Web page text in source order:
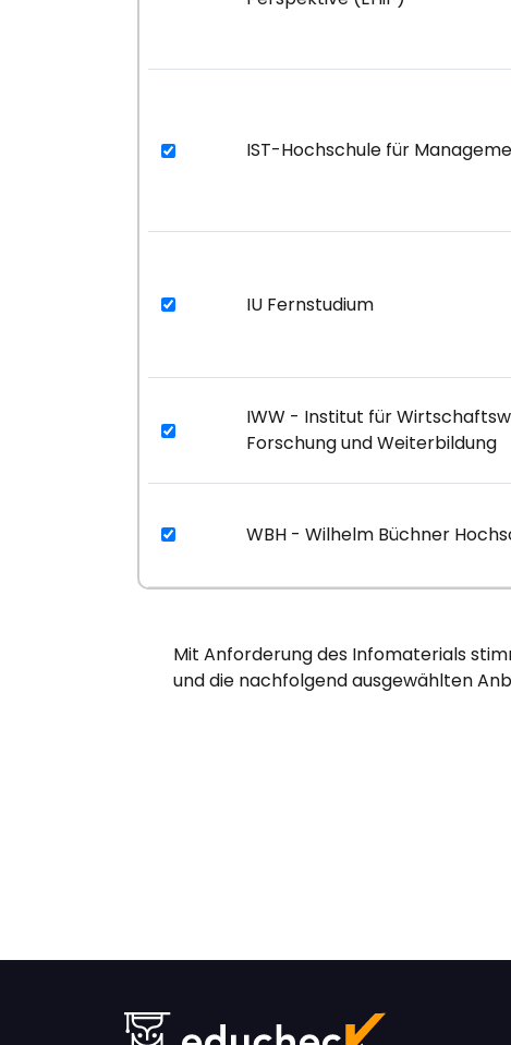
IST-Hochschule für
IU Fernstudium
IWW - Institut für
Forschung und Weiterbildung
WBH - Wilhelm Büchner
Mit Anforderung des Infomaterials
und die nachfolgend ausgewählten